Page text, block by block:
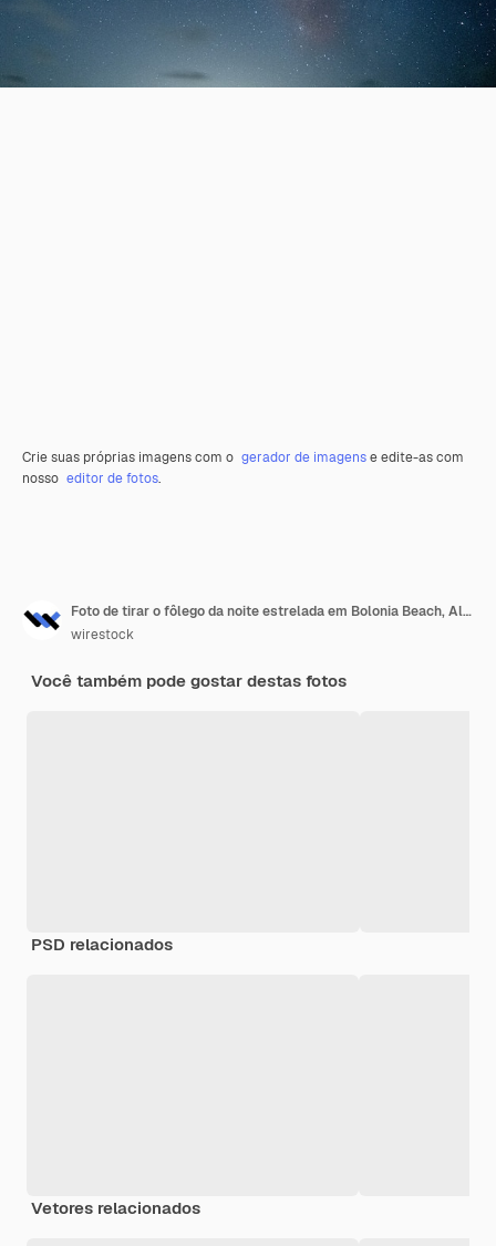
Crie suas próprias imagens com o gerador de imagense edite-as com
nosso editor de fotos.
Foto de tirar o fôlego da noite estrelada em Bolonia Beach, Algeciras, Cádiz, Espanha
wirestock
Você também pode gostar destas fotos
PSD relacionados
Vetores relacionados